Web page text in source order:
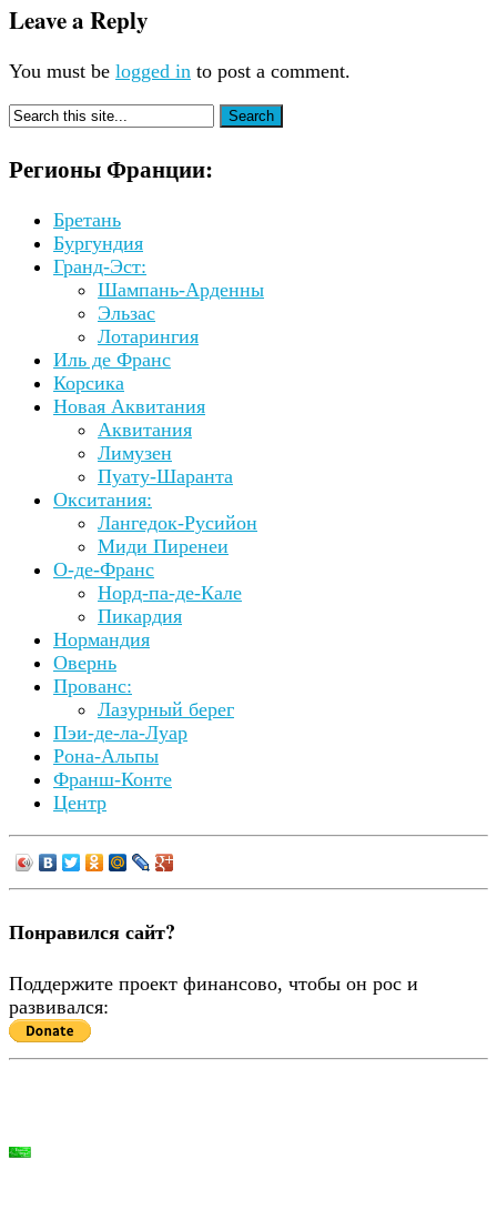
Leave a Reply
You must be logged in to post a comment.
Регионы Франции:
Бретань
Бургундия
Гранд-Эст:
Шампань-Арденны
Эльзас
Лотарингия
Иль де Франс
Корсика
Новая Аквитания
Аквитания
Лимузен
Пуату-Шаранта
Окситания:
Лангедок-Русийон
Миди Пиренеи
О-де-Франс
Норд-па-де-Кале
Пикардия
Нормандия
Овернь
Прованс:
Лазурный берег
Пэи-де-ла-Луар
Рона-Альпы
Франш-Конте
Центр
Понравился сайт?
Поддержите проект финансово, чтобы он рос и
развивался: